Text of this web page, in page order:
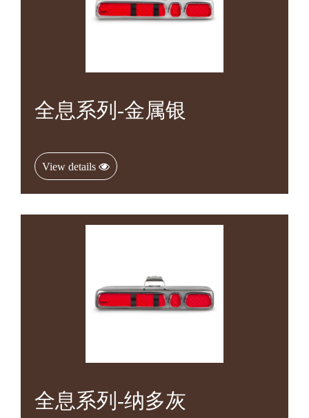
全息系列-金属银
View details
全息系列-纳多灰